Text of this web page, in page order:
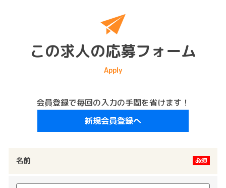
この求人の応募フォーム
会員登録で毎回の入力の手間を省けます！
新規会員登録へ
名前